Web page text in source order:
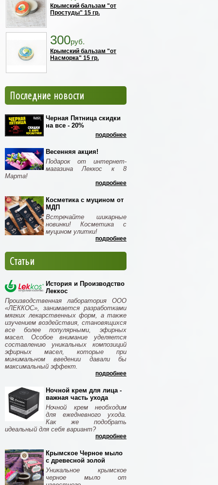
Крымский бальзам "от
Простуды" 15 гр.
300руб.
Крымский бальзам "от
Насморка" 15 гр.
Последние новости
Черная Пятница скидки
на все - 20%
подробнее
Весенняя акция!
Подарок от интернет-
магазина Леккос к 8
Марта!
подробнее
Косметика с муцином от
МДП
Встречайте шикарные
новинки! Косметика с
муцином улитки!
подробнее
Статьи
История и Производство
Леккос
Производственная лаборатория ООО
«ЛЕККОС», занимается разработками
мягких лекарственных форм, а также
изучением воздействия, становящихся
все более популярными, эфирных
масел. Особое внимание уделяется
составлению уникальных композиций
эфирных масел, которые при
минимальном введении давали бы
максимальный эффект.
подробнее
Ночной крем для лица -
важная часть ухода
Ночной крем необходим
для ежедневного ухода.
Как же подобрать
идеальный для себя вариант?
подробнее
Крымское Черное мыло
с древесной золой
Уникальное крымское
черное мыло от